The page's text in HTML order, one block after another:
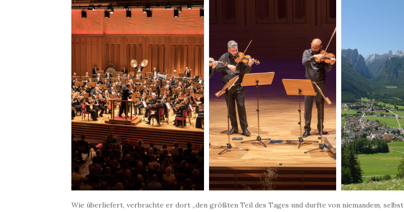
Wie überliefert, verbrachte er dort „den größten Teil des Tages und durfte von niemandem, selbst